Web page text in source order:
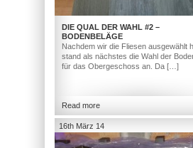
DIE QUAL DER WAHL #2 –
BODENBELÄGE
Nachdem wir die Fliesen ausgewählt
stand als nächstes die Wahl der
für das Obergeschoss an. Da […]
Read more
16th März 14